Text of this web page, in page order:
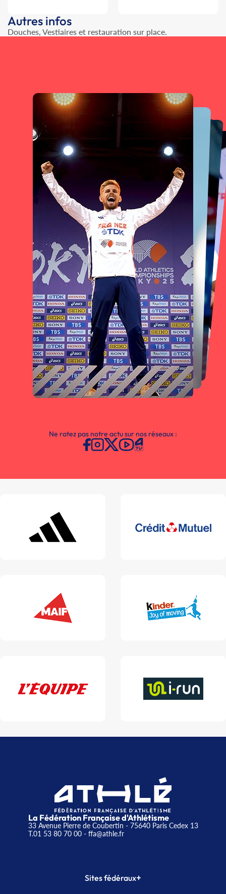
Autres infos
Douches, Vestiaires et restauration sur place.
Ne ratez pas notre actu sur nos réseaux :
La Fédération Française d'Athlétisme
33 Avenue Pierre de Coubertin - 75640 Paris Cedex 13
T.01 53 80 70 00- ffa@athle.fr
Sites fédéraux+